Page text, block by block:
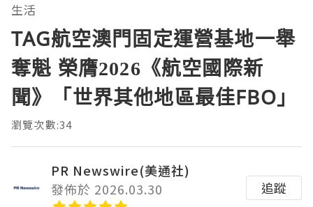
生活
TAG航空澳門固定運營基地一舉
奪魁 榮膺2026《航空國際新
聞》「世界其他地區最佳FBO」
瀏覽次數:34
PR Newswire(美通社)
發佈於 2026.03.30
追蹤